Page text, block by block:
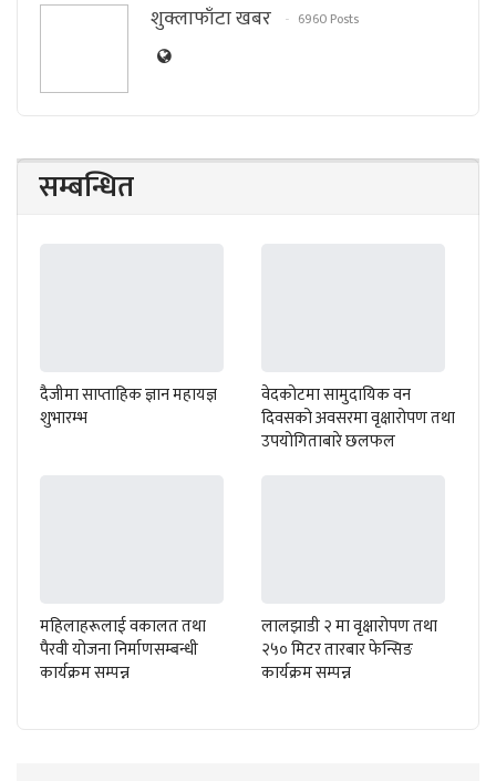
शुक्लाफाँटा खबर 6960 Posts
सम्बन्धित
दैजीमा साप्ताहिक ज्ञान महायज्ञ
शुभारम्भ
वेदकोटमा सामुदायिक वन
दिवसको अवसरमा वृक्षारोपण तथा
उपयोगिताबारे छलफल
महिलाहरूलाई वकालत तथा
पैरवी योजना निर्माणसम्बन्धी
कार्यक्रम सम्पन्न
लालझाडी २ मा वृक्षारोपण तथा
२५० मिटर तारबार फेन्सिङ
कार्यक्रम सम्पन्न